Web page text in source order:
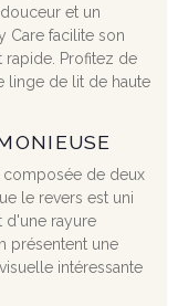
et un
Care facilite son
rapide. Profitez de
linge de lit de haute
composée de deux
le revers est uni
d'une rayure
présentent une
intéressante